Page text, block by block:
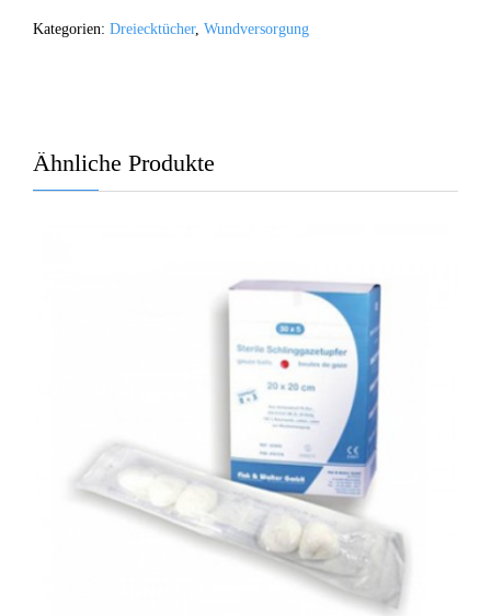
Kategorien: Dreiecktücher, Wundversorgung
Ähnliche Produkte